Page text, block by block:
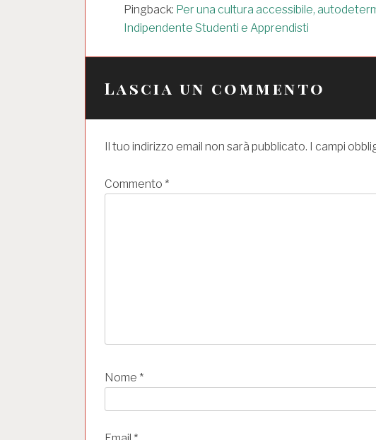
o
Pingback: Per una cultura accessibile,
Indipendente Studenti e Apprendisti
Lascia un commento
Il tuo indirizzo email non sarà pubblicato. I campi
Commento *
Nome *